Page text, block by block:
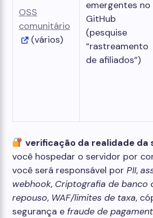
OSS
comunitário
(vários)
emergentes no
GitHub
(pesquise
“rastreamento
de afiliados”)
verificação da realidade da
você hospedar o servidor por
você será responsável por PII,
webhook, Criptografia de banco
repouso, WAF/limites de taxa,
segurança e fraude de